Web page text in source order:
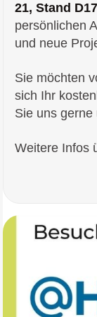
21, Stand D17
persönlichen
und neue
Sie möchten
sich Ihr
Sie uns gerne
Weitere Infos